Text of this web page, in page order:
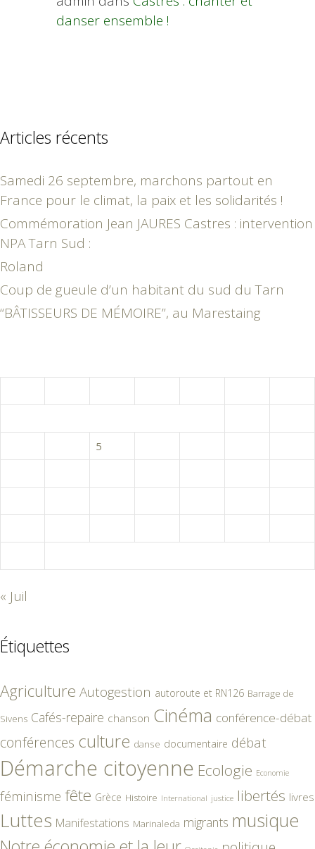
danser ensemble !
Articles récents
Samedi 26 septembre, marchons partout en
France pour le climat, la paix et les solidarités !
Commémoration Jean JAURES Castres : intervention
NPA Tarn Sud :
Roland
Coup de gueule d’un habitant du sud du Tarn
“BÂTISSEURS DE MÉMOIRE”, au Marestaing
5
« Juil
Étiquettes
Agriculture Autogestion autoroute et RN126 Barrage de
Sivens Cafés-repaire chanson Cinéma conférence-débat
conférences culture danse documentaire débat
Démarche citoyenne Ecologie Economie
féminisme fête Grèce Histoire International justice libertés livres
Luttes Manifestations Marinaleda migrants musique